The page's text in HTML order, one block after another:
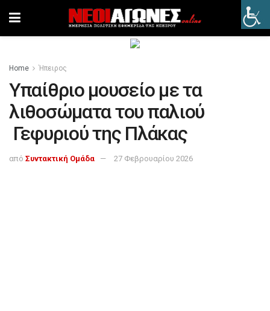
Home Ήπειρος
Υπαίθριο μουσείο με τα
λιθοσώματα του παλιού
Γεφυριού της Πλάκας
από Συντακτική Ομάδα 27 Φεβρουαρίου 2026